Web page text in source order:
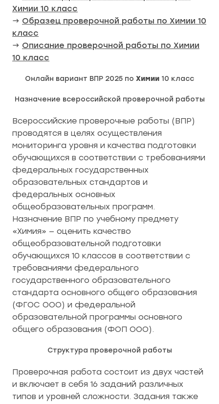
Химии 10 класс
→ Образец проверочной работы по Химии 10
класс
→ Описание проверочной работы по Химии
10 класс
Онлайн вариант ВПР 2025 по Химии 10 класс
Назначение всероссийской проверочной работы
Всероссийские проверочные работы (ВПР)
проводятся в целях осуществления
мониторинга уровня и качества подготовки
обучающихся в соответствии с требованиями
федеральных государственных
образовательных стандартов и
федеральных основных
общеобразовательных программ.
Назначение ВПР по учебному предмету
«Химия» — оценить качество
общеобразовательной подготовки
обучающихся 10 классов в соответствии с
требованиями федерального
государственного образовательного
стандарта основного общего образования
(ФГОС ООО) и федеральной
образовательной программы основного
общего образования (ФОП ООО).
Структура проверочной работы
Проверочная работа состоит из двух частей
и включает в себя 16 заданий различных
типов и уровней сложности. Задания также